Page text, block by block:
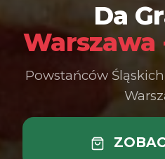
Da
Warszawa
Powstańców Śląskich